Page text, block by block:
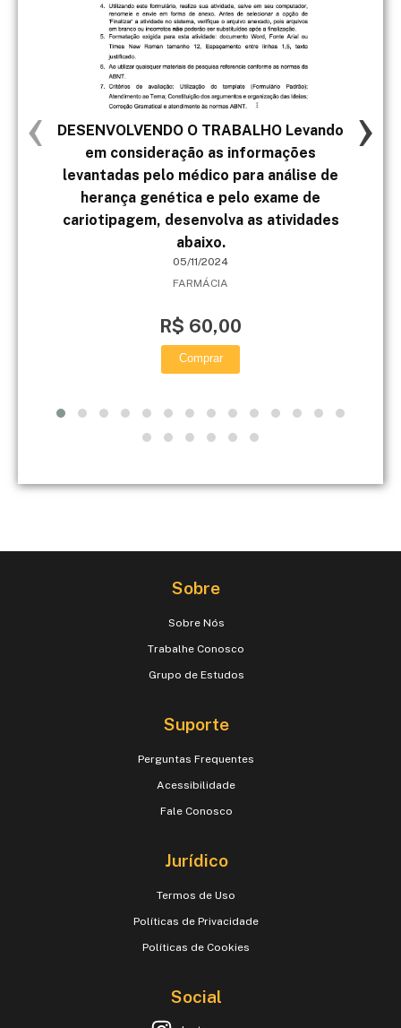
DESENVOLVENDO O TRABALHO Levando
em consideração as informações
levantadas pelo médico para análise de
herança genética e pelo exame de
cariotipagem, desenvolva as atividades
abaixo.
05/11/2024
FARMÁCIA
R$ 60,00
Comprar
‹ ›
Sobre
Sobre Nós
Trabalhe Conosco
Grupo de Estudos
Suporte
Perguntas Frequentes
Acessibilidade
Fale Conosco
Jurídico
Termos de Uso
Políticas de Privacidade
Políticas de Cookies
Social